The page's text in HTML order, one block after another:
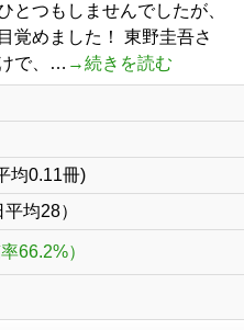
とつもしませんでしたが、
覚めました！ 東野圭吾さ
で、… →続きを読む
均0.11冊)
均28）
66.2%）